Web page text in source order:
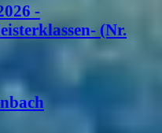
-
(Nr.